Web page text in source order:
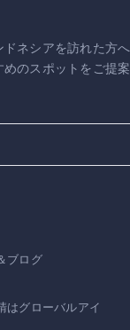
ネシアを訪れた方
のスポットをご提
ブログ
はグローバルアイ